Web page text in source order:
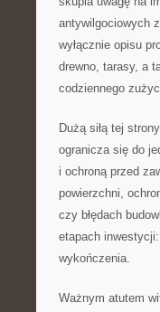
antywilgociowych
wyłącznie opisu
drewno, tarasy, a
codziennego
Dużą siłą tej
ogranicza się do
i ochroną przed
powierzchni,
czy błędach
etapach
wykończenia.
Ważnym atutem